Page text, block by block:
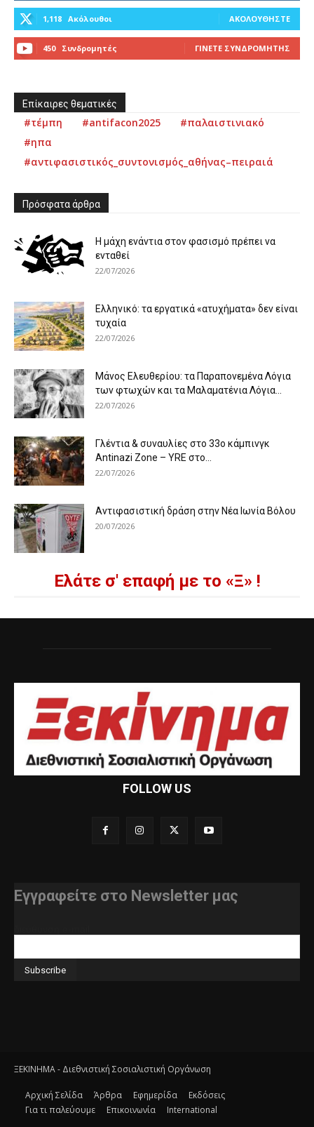
1,118 Ακόλουθοι ΑΚΟΛΟΥΘΉΣΤΕ
450 Συνδρομητές ΓΊΝΕΤΕ ΣΥΝΔΡΟΜΗΤΉΣ
Επίκαιρες θεματικές
#τέμπη #antifacon2025
#παλαιστινιακό
#ηπα
#αντιφασιστικός_συντονισμός_αθήνας–πειραιά
Πρόσφατα άρθρα
Η μάχη ενάντια στον φασισμό πρέπει να
ενταθεί
22/07/2026
Ελληνικό: τα εργατικά «ατυχήματα» δεν είναι
τυχαία
22/07/2026
Μάνος Ελευθερίου: τα Παραπονεμένα Λόγια
των φτωχών και τα Μαλαματένια Λόγια...
22/07/2026
Γλέντια & συναυλίες στο 33ο κάμπινγκ
Antinazi Zone – YRE στο...
22/07/2026
Αντιφασιστική δράση στην Νέα Ιωνία Βόλου
20/07/2026
Ελάτε σ' επαφή με το «Ξ» !
FOLLOW US
Εγγραφείτε στο Newsletter μας
ΞΕΚΙΝΗΜΑ - Διεθνιστική Σοσιαλιστική Οργάνωση
Αρχική Σελίδα Άρθρα Εφημερίδα
Εκδόσεις
Για τι παλεύουμε
Επικοινωνία International